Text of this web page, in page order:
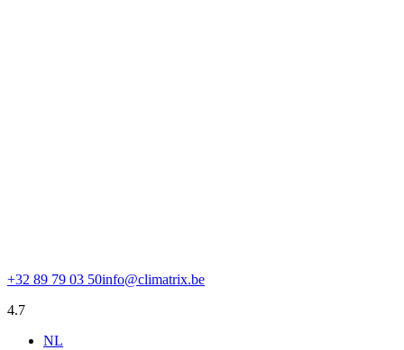
+32 89 79 03 50info@climatrix.be
4.7
NL